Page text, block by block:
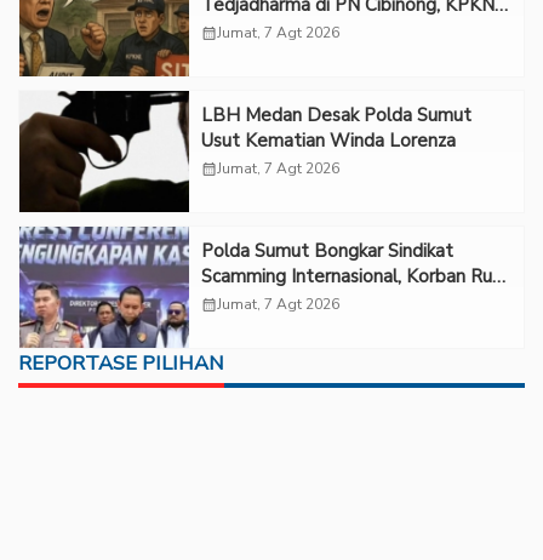
dan PUPN Mangkir
calendar_monthJumat, 7 Agt 2026
LBH Medan Desak Polda Sumut
Usut Kematian Winda Lorenza
calendar_monthJumat, 7 Agt 2026
Polda Sumut Bongkar Sindikat
Scamming Internasional, Korban Rugi
Rp6,7 Miliar
calendar_monthJumat, 7 Agt 2026
REPORTASE PILIHAN